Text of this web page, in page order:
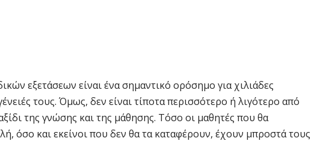
εξετάσεων είναι ένα σημαντικό ορόσημο για χιλιάδες
τους. Όμως, δεν είναι τίποτα περισσότερο ή λιγότερο από
της γνώσης και της μάθησης. Τόσο οι μαθητές που θα
όσο και εκείνοι που δεν θα τα καταφέρουν, έχουν μπροστά τους